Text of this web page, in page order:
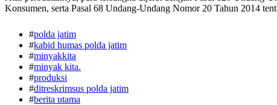
Konsumen, serta Pasal 68 Undang-Undang Nomor 20 Tahun 2014
#polda jatim
#kabid humas polda jatim
#minyakkita
#minyak kita.
#produksi
#ditreskrimsus polda jatim
#berita utama